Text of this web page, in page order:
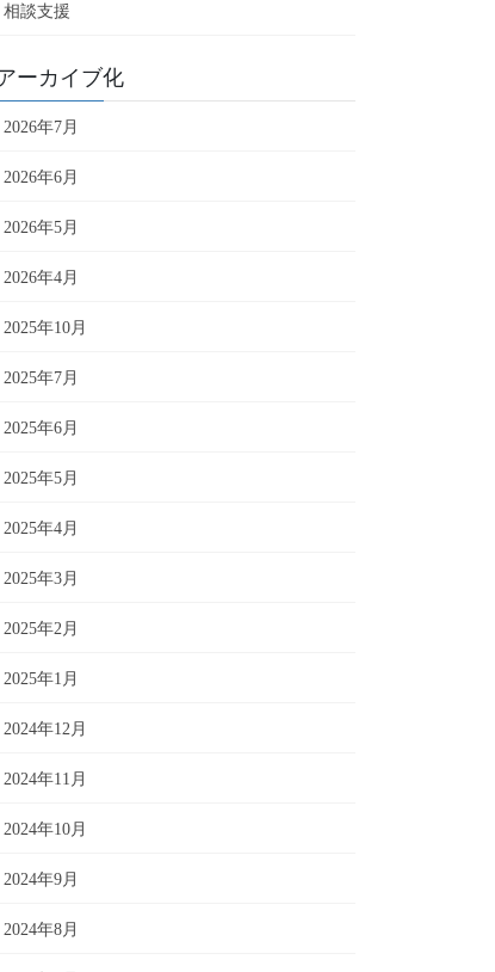
相談支援
ーカイブ化
2026年7月
2026年6月
2026年5月
2026年4月
2025年10月
2025年7月
2025年6月
2025年5月
2025年4月
2025年3月
2025年2月
2025年1月
2024年12月
2024年11月
2024年10月
2024年9月
2024年8月